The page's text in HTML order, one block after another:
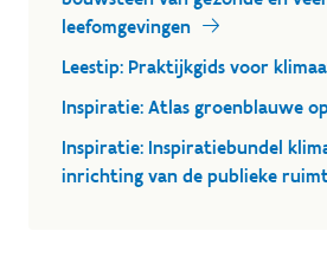
leefomgevingen
Leestip: Praktijkgids voor
Inspiratie: Atlas groenblauwe
Inspiratie: Inspiratiebundel
inrichting van de publieke